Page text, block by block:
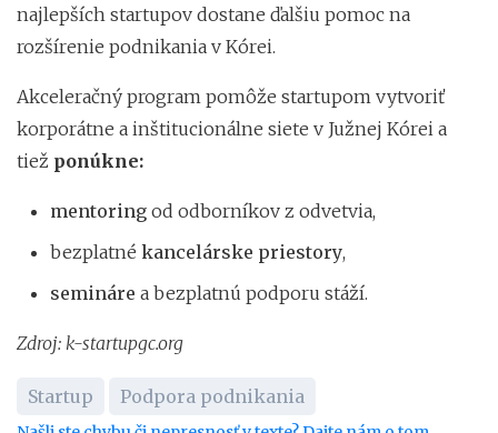
najlepších startupov dostane ďalšiu pomoc na
rozšírenie podnikania v Kórei.
Akceleračný program pomôže startupom vytvoriť
korporátne a inštitucionálne siete v Južnej Kórei a
tiež ponúkne:
mentoring od odborníkov z odvetvia,
bezplatné kancelárske priestory,
semináre a bezplatnú podporu stáží.
Zdroj: k-startupgc.org
Startup Podpora podnikania